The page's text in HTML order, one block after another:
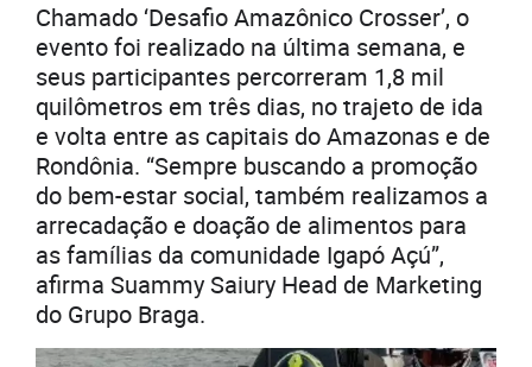
Chamado ‘Desafio Amazônico Crosser’, o
evento foi realizado na última semana, e
seus participantes percorreram 1,8 mil
quilômetros em três dias, no trajeto de ida
e volta entre as capitais do Amazonas e de
Rondônia. “Sempre buscando a promoção
do bem-estar social, também realizamos a
arrecadação e doação de alimentos para
as famílias da comunidade Igapó Açú”,
afirma Suammy Saiury Head de Marketing
do Grupo Braga.